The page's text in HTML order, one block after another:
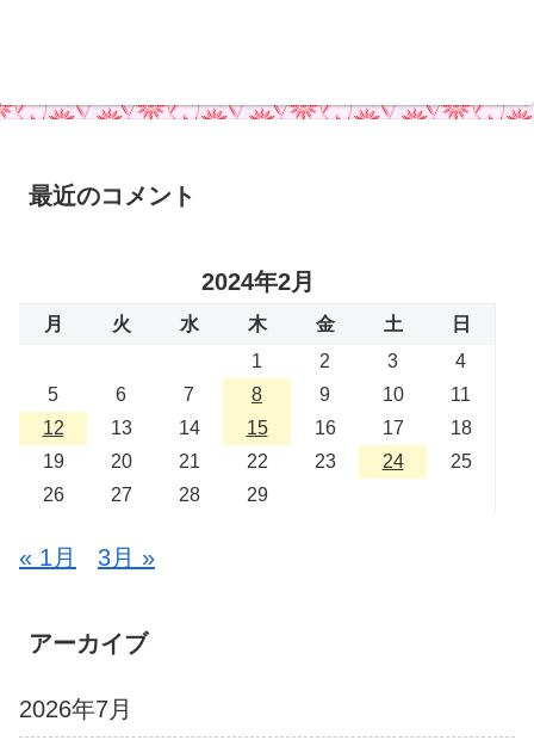
最近のコメント
2024年2月
月 火 水 木 金 土
日
1
2 3
4
5
6 7 8 9 10
11
12
13 14 15 16 17
18
19
20 21 22 23 24
25
26
27 28 29
« 1月 3月 »
アーカイブ
2026年7月